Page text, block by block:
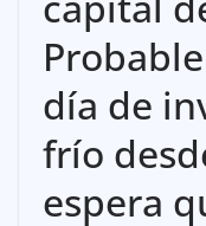
día de
frío
espera